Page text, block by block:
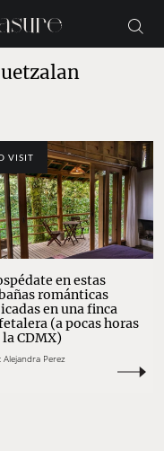
VISIT
en estas
románticas
en una finca
(a pocas horas
la CDMX)
Alejandra Perez